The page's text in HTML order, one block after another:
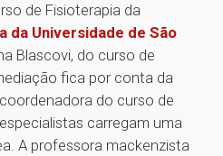
de Fisioterapia da
da Universidade de São
Blascovi, do curso de
fica por conta da
do curso de
carregam uma
A professora mackenzista